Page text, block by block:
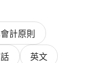
备风险意识与合规思
計原則
英文